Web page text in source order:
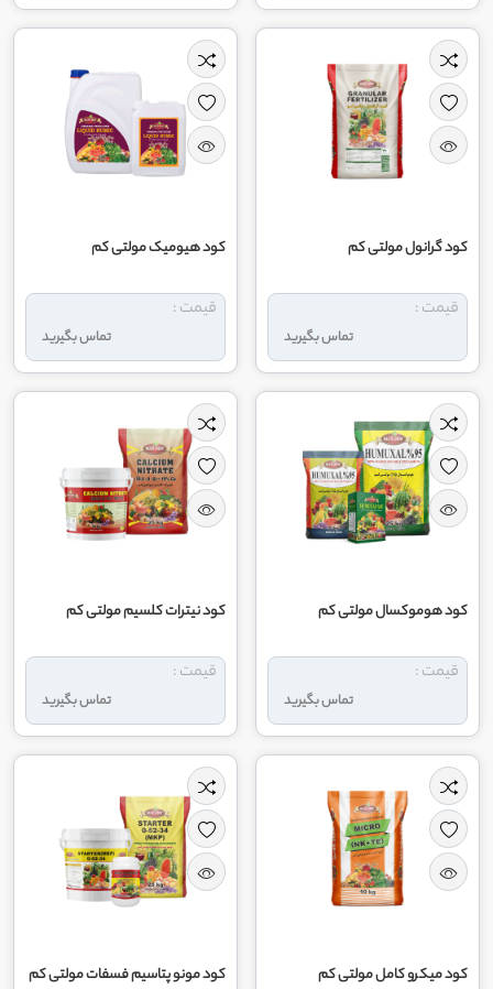
کود گرانول مولتی کم
تماس بگیرید
قیمت :
کود هیومیک مولتی کم
تماس بگیرید
قیمت :
کود هوموکسال مولتی کم
تماس بگیرید
قیمت :
کود نیترات کلسیم مولتی کم
تماس بگیرید
قیمت :
کود میکرو کامل مولتی کم کود مونو پتاسیم فسفات مولتی کم